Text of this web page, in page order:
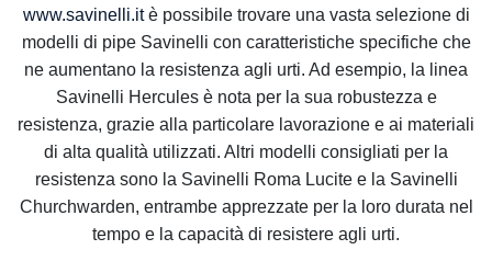
www.savinelli.itè possibile trovare una vasta selezione di
modelli di pipe Savinelli con caratteristiche specifiche che
ne aumentano la resistenza agli urti. Ad esempio, la linea
Savinelli Hercules è nota per la sua robustezza e
resistenza, grazie alla particolare lavorazione e ai materiali
di alta qualità utilizzati. Altri modelli consigliati per la
resistenza sono la Savinelli Roma Lucite e la Savinelli
Churchwarden, entrambe apprezzate per la loro durata nel
tempo e la capacità di resistere agli urti.